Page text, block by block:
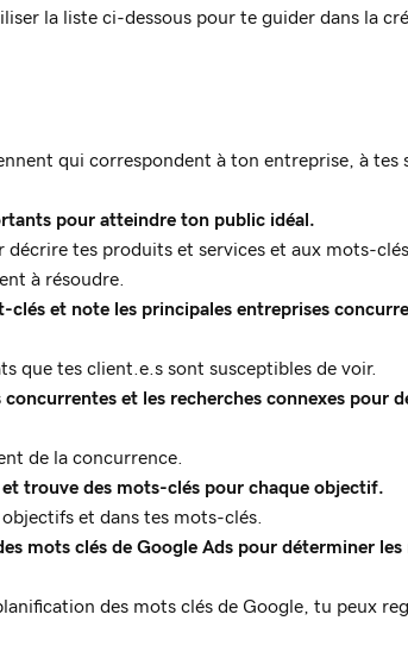
la liste ci-dessous pour te guider dans la
qui correspondent à ton entreprise, à tes
pour atteindre ton public idéal.
tes produits et services et aux mots-
à résoudre.
et note les principales entreprises
que tes client.e.s sont susceptibles de voir.
et les recherches connexes pour
de la concurrence.
trouve des mots-clés pour chaque objectif.
et dans tes mots-clés.
mots clés de Google Ads pour déterminer
des mots clés de Google, tu peux